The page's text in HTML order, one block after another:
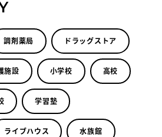
調剤薬局 ドラッグストア
施設 小学校 高校
学習塾
ライブハウス 水族館